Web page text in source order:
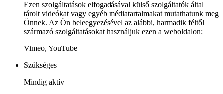
Ezen szolgáltatások elfogadásával külső szolgáltatók által
tárolt videókat vagy egyéb médiatartalmakat mutathatunk meg
Önnek. Az Ön beleegyezésével az alábbi, harmadik féltől
származó szolgáltatásokat használjuk ezen a weboldalon:
Vimeo, YouTube
Szükséges
Mindig aktív